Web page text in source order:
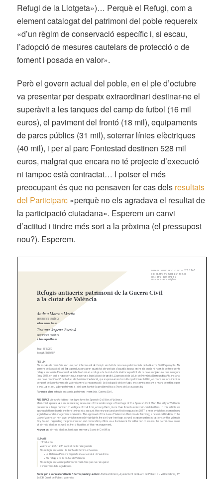
Refugi de la Llotgeta»)… Perquè el Refugi, com a
element catalogat del patrimoni del poble requereix
«d’un règim de conservació específic i, si escau,
l’adopció de mesures cautelars de protecció o de
foment i posada en valor».
Però el govern actual del poble, en el ple d’octubre
va presentar per despatx extraordinari destinar-ne el
superàvit a les tanques del camp de futbol (16 mil
euros), el paviment del frontó (18 mil), equipaments
de parcs públics (31 mil), soterrar línies elèctriques
(40 mil), i per al parc Fontestad destinen 528 mil
euros, malgrat que encara no té projecte d’execució
ni tampoc està contractat… I potser el més
preocupant és que no pensaven fer cas dels resultats
del Participarc «perquè no els agradava el resultat de
la participació ciutadana». Esperem un canvi
d’actitud i tindre més sort a la pròxima (el pressupost
nou?). Esperem.